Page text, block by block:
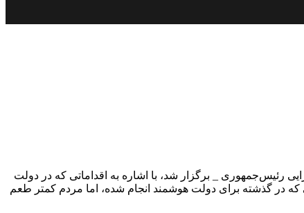
رئیس‌جمهوری _ برگزار شد، با اشاره به اقداماتی که در دولت
که در گذشته برای دولت هوشمند انجام شده، اما مردم کمتر طعم